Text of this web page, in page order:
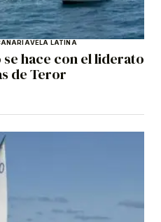
VELA LATINA
hace con el liderato
de Teror